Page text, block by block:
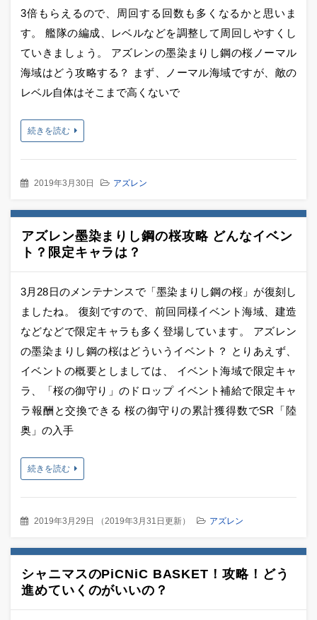
3倍もらえるので、周回する回数も多くなるかと思いま
す。 艦隊の編成、レベルなどを調整して周回しやすくし
ていきましょう。 アズレンの墨染まりし鋼の桜ノーマル
海域はどう攻略する？ まず、ノーマル海域ですが、敵の
レベル自体はそこまで高くないで
続きを読む
2019年3月30日 アズレン
アズレン墨染まりし鋼の桜攻略 どんなイベン
ト？限定キャラは？
3月28日のメンテナンスで「墨染まりし鋼の桜」が復刻し
ましたね。 復刻ですので、前回同様イベント海域、建造
などなどで限定キャラも多く登場しています。 アズレン
の墨染まりし鋼の桜はどういうイベント？ とりあえず、
イベントの概要としましては、 イベント海域で限定キャ
ラ、「桜の御守り」のドロップ イベント補給で限定キャ
ラ報酬と交換できる 桜の御守りの累計獲得数でSR「陸
奥」の入手
続きを読む
2019年3月29日 （ 2019年3月31日更新） アズレン
シャニマスのPiCNiC BASKET！攻略！どう
進めていくのがいいの？